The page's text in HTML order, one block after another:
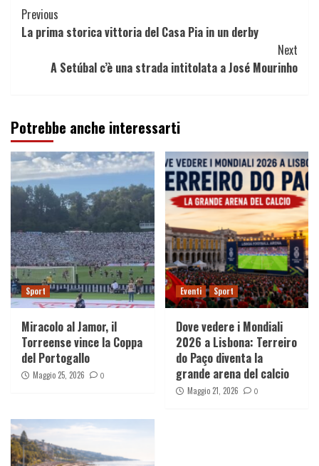
Continue
Reading
Previous
La prima storica vittoria del Casa Pia in un derby
Next
A Setúbal c’è una strada intitolata a José Mourinho
Potrebbe anche interessarti
Sport
Miracolo al Jamor, il
Torreense vince la Coppa
del Portogallo
Maggio 25, 2026 0
Eventi Sport
Dove vedere i Mondiali
2026 a Lisbona: Terreiro
do Paço diventa la
grande arena del calcio
Maggio 21, 2026 0